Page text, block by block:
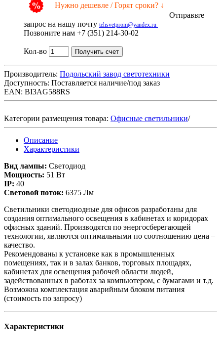
Нужно дешевле / Горят сроки? ↓
Отправьте
запрос на нашу почту tehsvetprom@yandex.ru
Позвоните нам +7 (351) 214-30-02
Кол-во Получить счет
Производитель: Подольский завод светотехники
Доступность: Поставляется наличие/под заказ
EAN: BI3AG588RS
Категории размещения товара: Офисные светильники/
Описание
Характеристики
Вид лампы: Светодиод
Мощность: 51 Вт
IP: 40
Световой поток: 6375 Лм
Светильники светодиодные для офисов разработаны для
создания оптимального освещения в кабинетах и коридорах
офисных зданий. Производятся по энергосберегающей
технологии, являются оптимальными по соотношению цена –
качество.
Рекомендованы к установке как в промышленных
помещениях, так и в залах банков, торговых площадях,
кабинетах для освещения рабочей области людей,
задействованных в работах за компьютером, с бумагами и т.д.
Возможна комплектация аварийным блоком питания
(стоимость по запросу)
Характеристики